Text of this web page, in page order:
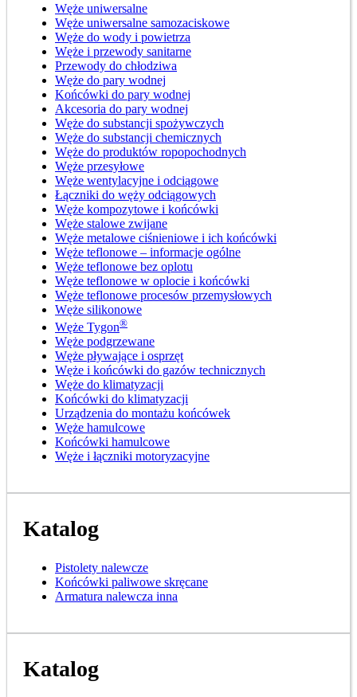
Węże uniwersalne
Węże uniwersalne samozaciskowe
Węże do wody i powietrza
Węże i przewody sanitarne
Przewody do chłodziwa
Węże do pary wodnej
Końcówki do pary wodnej
Akcesoria do pary wodnej
Węże do substancji spożywczych
Węże do substancji chemicznych
Węże do produktów ropopochodnych
Węże przesyłowe
Węże wentylacyjne i odciągowe
Łączniki do węży odciągowych
Węże kompozytowe i końcówki
Węże stalowe zwijane
Węże metalowe ciśnieniowe i ich końcówki
Węże teflonowe – informacje ogólne
Węże teflonowe bez oplotu
Węże teflonowe w oplocie i końcówki
Węże teflonowe procesów przemysłowych
Węże silikonowe
Węże Tygon®
Węże podgrzewane
Węże pływające i osprzęt
Węże i końcówki do gazów technicznych
Węże do klimatyzacji
Końcówki do klimatyzacji
Urządzenia do montażu końcówek
Węże hamulcowe
Końcówki hamulcowe
Węże i łączniki motoryzacyjne
Katalog
Pistolety nalewcze
Końcówki paliwowe skręcane
Armatura nalewcza inna
Katalog